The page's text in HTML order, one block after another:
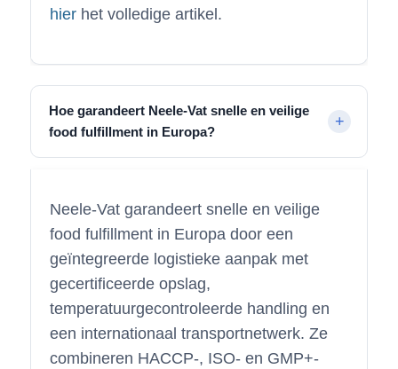
hier het volledige artikel.
Hoe garandeert Neele-Vat snelle en veilige
food fulfillment in Europa?
Neele-Vat garandeert snelle en veilige
food fulfillment in Europa door een
geïntegreerde logistieke aanpak met
gecertificeerde opslag,
temperatuurgecontroleerde handling en
een internationaal transportnetwerk. Ze
combineren HACCP-, ISO- en GMP+-